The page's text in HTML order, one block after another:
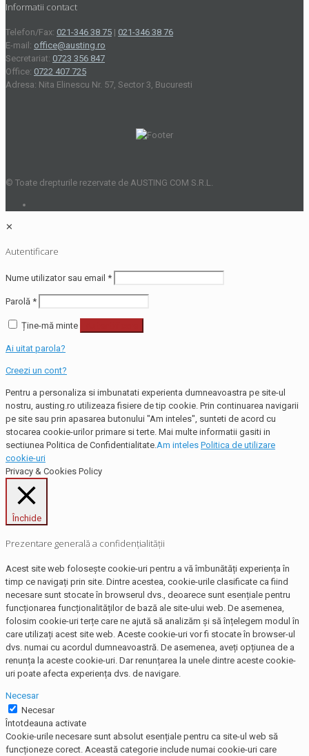
Informatii contact
Telefon/Fax: 021-346 38 75 | 021-346 38 76
E-mail: office@austing.ro
Secretariat: 0723 356 847
Office: 0722 407 725
Adresa: Nita Elinescu Nr. 57, Sector 3, Bucuresti
© Toate drepturile rezervate de AUSTING COM S.R.L.
✕
Autentificare
Nume utilizator sau email *
Parolă *
Ține-mă minte
Ai uitat parola?
Creezi un cont?
Pentru a personaliza si imbunatati experienta dumneavoastra pe site-ul
nostru, austing.ro utilizeaza fisiere de tip cookie. Prin continuarea navigarii
pe site sau prin apasarea butonului "Am inteles", sunteti de acord cu
stocarea cookie-urilor primare si terte. Mai multe informatii gasiti in
sectiunea Politica de Confidentialitate. Am inteles Politica de utilizare
cookie-uri
Privacy & Cookies Policy
Închide
Prezentare generală a confidențialității
Acest site web folosește cookie-uri pentru a vă îmbunătăți experiența în
timp ce navigați prin site. Dintre acestea, cookie-urile clasificate ca fiind
necesare sunt stocate în browserul dvs., deoarece sunt esențiale pentru
funcționarea funcționalităților de bază ale site-ului web. De asemenea,
folosim cookie-uri terțe care ne ajută să analizăm și să înțelegem modul în
care utilizați acest site web. Aceste cookie-uri vor fi stocate în browser-ul
dvs. numai cu acordul dumneavoastră. De asemenea, aveți opțiunea de a
renunța la aceste cookie-uri. Dar renunțarea la unele dintre aceste cookie-
uri poate afecta experiența dvs. de navigare.
Necesar
Necesar
Întotdeauna activate
Cookie-urile necesare sunt absolut esențiale pentru ca site-ul web să
funcționeze corect. Această categorie include numai cookie-uri care